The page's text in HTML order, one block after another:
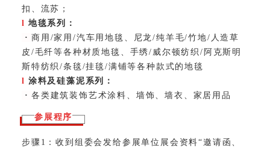
扣、流苏；
l 地毯系列：
· 商用/家用/汽车用地毯、尼龙/纯羊毛/竹地/人造草
皮/毛纤等各种材质地毯、手绣/威尔顿纺织/阿克斯明
斯特纺织/条毯/挂毯/满铺等各种款式的地毯
l 涂料及硅藻泥系列：
· 各类建筑装饰艺术涂料、墙饰、墙衣、家居用品
参展程序
步骤1：收到组委会发给参展单位展会资料“邀请函、